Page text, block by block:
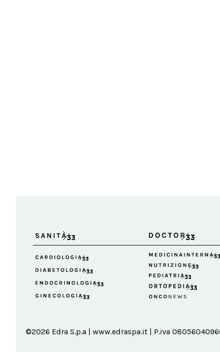
©2026 Edra S.p.a | www.edraspa.it | P.iva